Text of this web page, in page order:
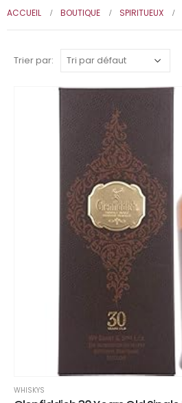
ACCUEIL BOUTIQUE SPIRITUEUX
Trier par:
WHISKYS